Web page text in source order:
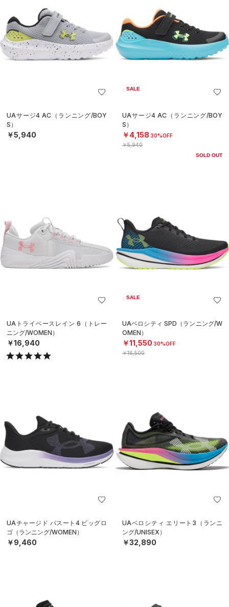
UAサージ4 AC（ランニング/BOY
S）
￥5,940
SALE
UAサージ4 AC（ランニング/BOY
S）
￥4,158 30%OFF
￥5,940
SOLD OUT
UAトライベースレイン 6（トレー
ニング/WOMEN）
￥16,940
SALE
UAベロシティ SPD（ランニング/W
OMEN）
￥11,550 30%OFF
￥16,500
UAチャージド パスート4 ビッグロ
ゴ（ランニング/WOMEN）
￥9,460
UAベロシティ エリート3（ランニ
ング/UNISEX）
￥32,890